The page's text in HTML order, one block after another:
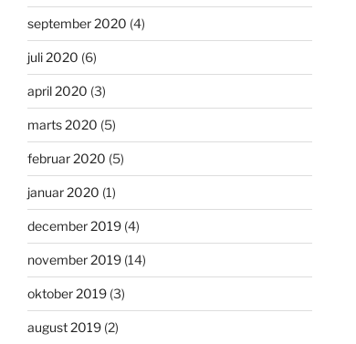
september 2020 (4)
juli 2020 (6)
april 2020 (3)
marts 2020 (5)
februar 2020 (5)
januar 2020 (1)
december 2019 (4)
november 2019 (14)
oktober 2019 (3)
august 2019 (2)